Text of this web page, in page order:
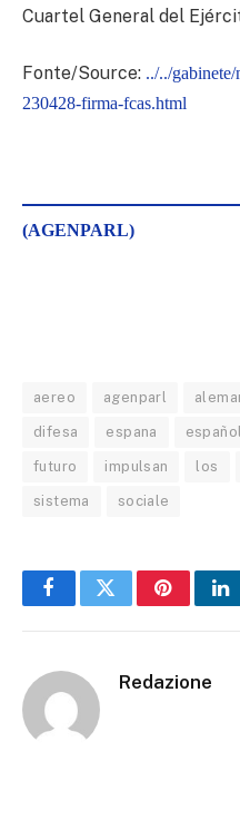
Cuartel General del
Fonte/Source: ../../
230428-firma-fcas.html
(AGENPARL)
aereo agenparl
difesa espana
futuro impulsan los
sistema sociale
FacebookTwitterPinterest
Redazione